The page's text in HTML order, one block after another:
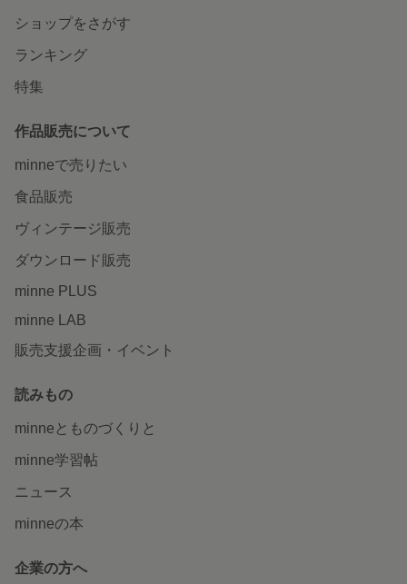
ショップをさがす
ランキング
特集
作品販売について
minneで売りたい
食品販売
ヴィンテージ販売
ダウンロード販売
minne PLUS
minne LAB
販売支援企画・イベント
読みもの
minneとものづくりと
minne学習帖
ニュース
minneの本
企業の方へ